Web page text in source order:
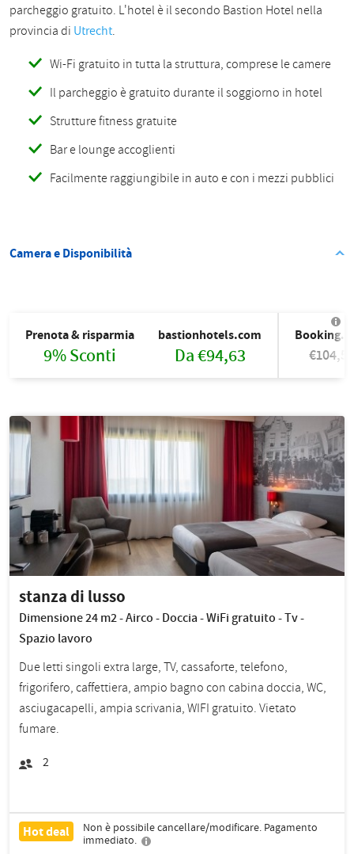
parcheggio gratuito. L'hotel è il secondo Bastion Hotel nella
provincia di Utrecht.
Wi-Fi gratuito in tutta la struttura, comprese le camere
Il parcheggio è gratuito durante il soggiorno in hotel
Strutture fitness gratuite
Bar e lounge accoglienti
Facilmente raggiungibile in auto e con i mezzi pubblici
Camera e Disponibilità
Prenota & risparmia
9% Sconti
bastionhotels.com
Da €94,63 €104,53
stanza di lusso
Dimensione 24 m2 - Airco - Doccia - WiFi gratuito - Tv -
Spazio lavoro
Due letti singoli extra large, TV, cassaforte, telefono,
frigorifero, caffettiera, ampio bagno con cabina doccia, WC,
asciugacapelli, ampia scrivania, WIFI gratuito. Vietato
fumare.
2
Hot deal
Non è possibile cancellare/modificare. Pagamento
immediato.